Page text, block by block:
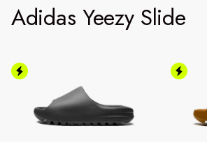
Adidas Yeezy Slide